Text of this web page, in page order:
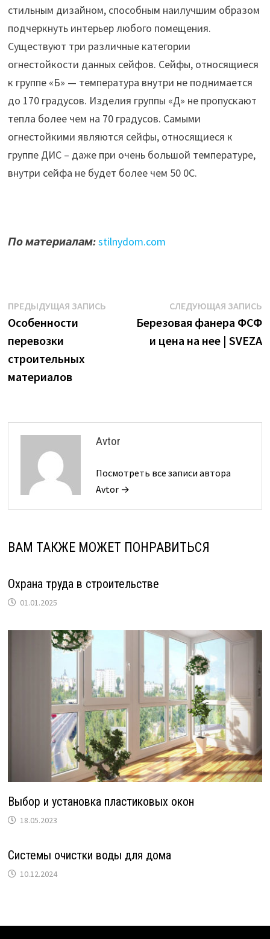
стильным дизайном, способным наилучшим образом
подчеркнуть интерьер любого помещения.
Существуют три различные категории
огнестойкости данных сейфов. Сейфы, относящиеся
к группе «Б» — температура внутри не поднимается
до 170 градусов. Изделия группы «Д» не пропускают
тепла более чем на 70 градусов. Самыми
огнестойкими являются сейфы, относящиеся к
группе ДИС – даже при очень большой температуре,
внутри сейфа не будет более чем 50 0С.
По материалам:stilnydom.com
Навигация
по
записям
ПРЕДЫДУЩАЯ ЗАПИСЬПредыдущая
запись:
Особенности
перевозки
строительных
материалов
СЛЕДУЮЩАЯ ЗАПИСЬ
Березовая фанера ФСФ
и цена на нее | SVEZA
Avtor
Посмотреть все записи автора
Avtor →
ВАМ ТАКЖЕ МОЖЕТ ПОНРАВИТЬСЯ
Охрана труда в строительстве
01.01.2025
Выбор и установка пластиковых окон
18.05.2023
Системы очистки воды для дома
10.12.2024